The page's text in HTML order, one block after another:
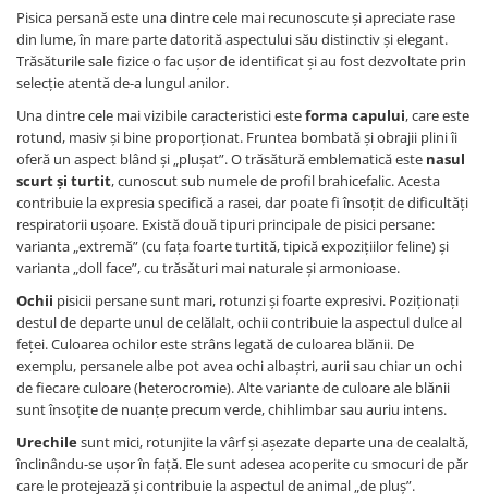
Zgărzi, Lese & Hamuri
Jucării Câini
Haine Câini
Pisici
Hrană Uscată Pisică
Pisică Junior
Pisică Adult
Pisică Senior
Hrană Umedă Pisică
Pisică Junior
Pisică Adult
Pisică Senior
Diete Veterinare Pisică
Uscată
Recompense Pisici
Cremoase
Pisica persană este una dintre cele mai recunoscute și apreciate rase
din lume, în mare parte datorită aspectului său distinctiv și elegant.
Trăsăturile sale fizice o fac ușor de identificat și au fost dezvoltate prin
selecție atentă de-a lungul anilor.
Una dintre cele mai vizibile caracteristici esteforma capului, care este
rotund, masiv și bine proporționat. Fruntea bombată și obrajii plini îi
oferă un aspect blând și „plușat”. O trăsătură emblematică este nasul
scurt și turtit, cunoscut sub numele de profil brahicefalic. Acesta
contribuie la expresia specifică a rasei, dar poate fi însoțit de dificultăți
respiratorii ușoare. Există două tipuri principale de pisici persane:
varianta „extremă” (cu fața foarte turtită, tipică expozițiilor feline) și
varianta „doll face”, cu trăsături mai naturale și armonioase.
Ochii pisicii persane sunt mari, rotunzi și foarte expresivi. Poziționați
destul de departe unul de celălalt, ochii contribuie la aspectul dulce al
feței. Culoarea ochilor este strâns legată de culoarea blănii. De
exemplu, persanele albe pot avea ochi albaștri, aurii sau chiar un ochi
de fiecare culoare (heterocromie). Alte variante de culoare ale blănii
sunt însoțite de nuanțe precum verde, chihlimbar sau auriu intens.
Urechilesunt mici, rotunjite la vârf și așezate departe una de cealaltă,
înclinându-se ușor în față. Ele sunt adesea acoperite cu smocuri de păr
care le protejează și contribuie la aspectul de animal „de pluș”.